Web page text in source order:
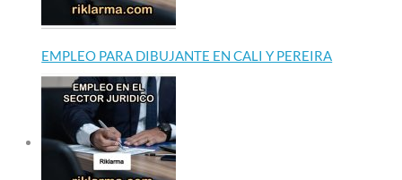
EMPLEO PARA DIBUJANTE EN CALI Y PEREIRA